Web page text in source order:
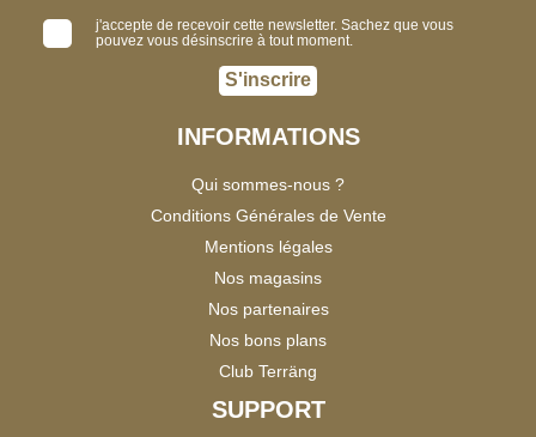
j'accepte de recevoir cette newsletter. Sachez que vous
pouvez vous désinscrire à tout moment.
S'inscrire
INFORMATIONS
Qui sommes-nous ?
Conditions Générales de Vente
Mentions légales
Nos magasins
Nos partenaires
Nos bons plans
Club Terräng
SUPPORT